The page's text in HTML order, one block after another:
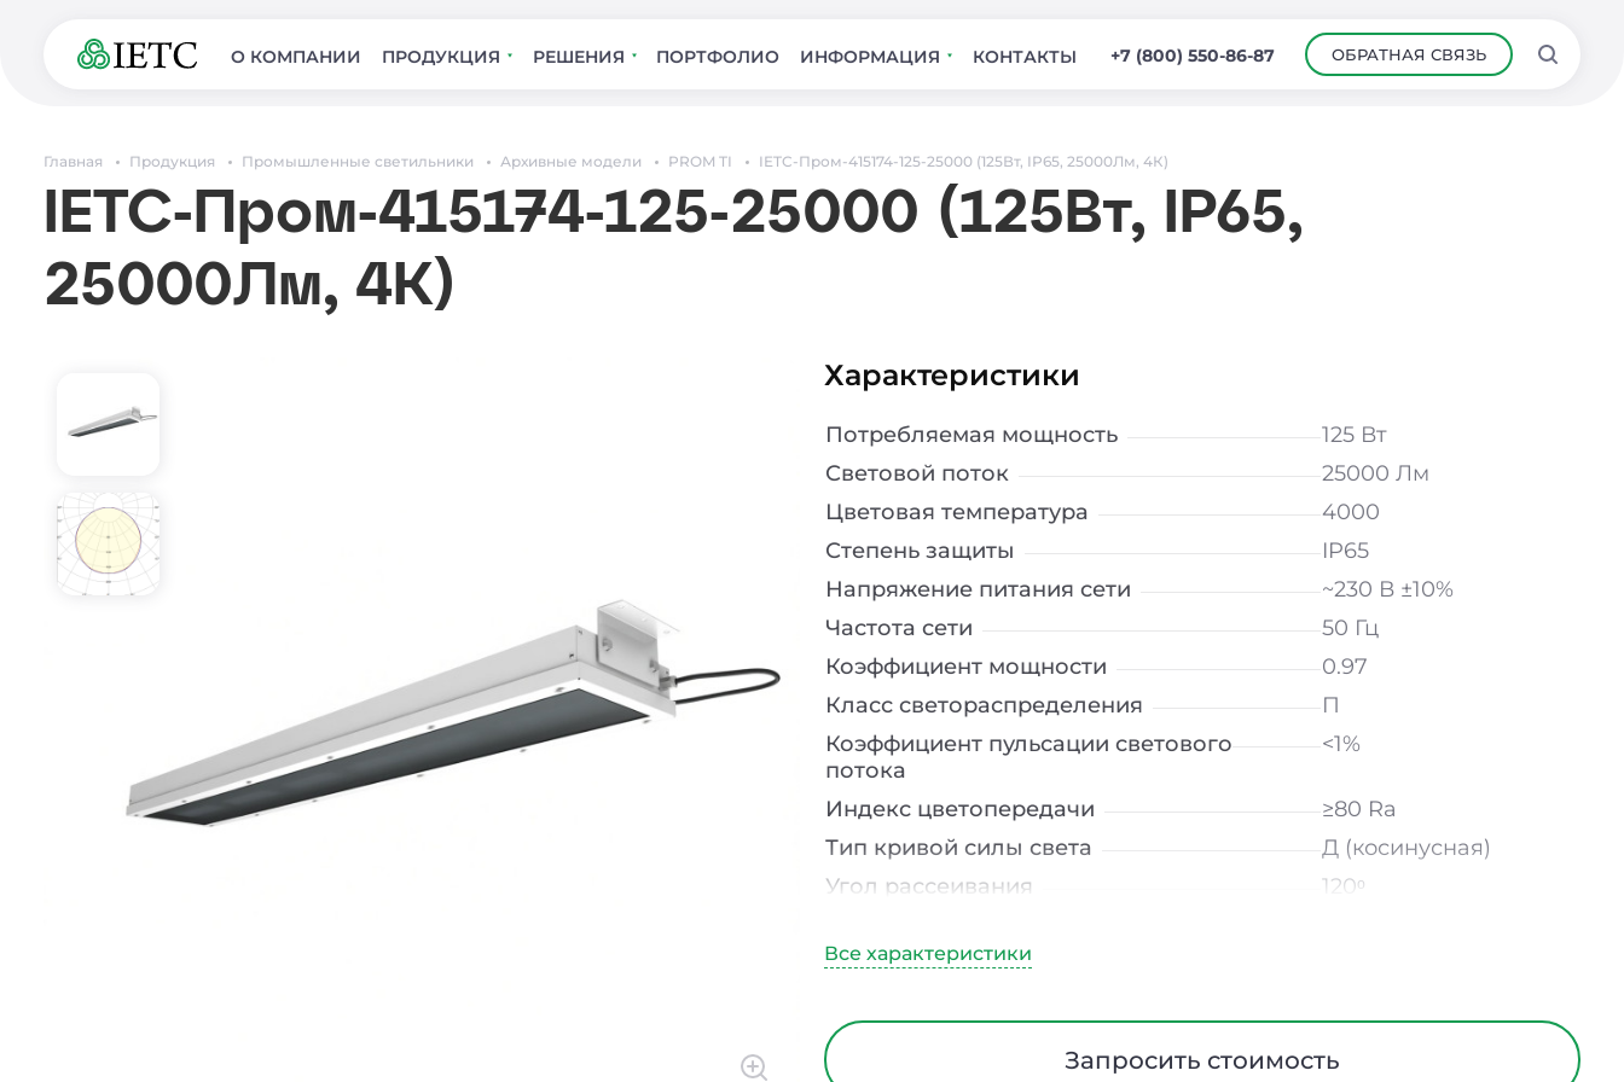
О КОМПАНИИ ПРОДУКЦИЯ РЕШЕНИЯ ПОРТФОЛИО ИНФОРМАЦИЯ КОНТАКТЫ +7 (800) 550-86-87 ОБРАТНАЯ СВЯЗЬ
Главная Продукция Промышленные светильники Архивные модели PROM TI IETC-Пром-415174-125-25000 (125Вт, IP65, 25000Лм, 4К)
IETC-Пром-415174-125-25000 (125Вт, IP65,
25000Лм, 4К)
Характеристики
Потребляемая мощность
125 Вт
Световой поток
25000 Лм
Цветовая температура
4000
Степень защиты
IP65
Напряжение питания сети
~230 В ±10%
Частота сети
50 Гц
Коэффициент мощности
0.97
Класс светораспределения
П
Коэффициент пульсации светового
потока
<1%
Индекс цветопередачи
≥80 Ra
Тип кривой силы света
Д (косинусная)
Угол рассеивания
120ᵒ
Диапазон рабочих температур
Материал корпуса
Запросить стоимость